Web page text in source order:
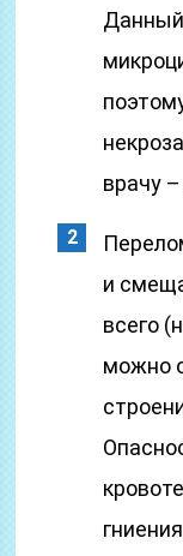
Данный
врачу
и
всего
можно